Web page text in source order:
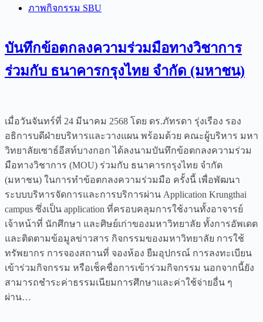
ภาพกิจกรรม SBU
บันทึกข้อตกลงความร่วมมือทางวิชาการ
ร่วมกับ ธนาคารกรุงไทย จำกัด (มหาชน)
เมื่อวันจันทร์ที่ 24 มีนาคม 2568 โดย ดร.ภัทรดา รุ่งเรือง รอง
อธิการบดีฝ่ายบริหารและวางแผน พร้อมด้วย คณะผู้บริหาร มหา
วิทยาลัยเซาธ์อีสท์บางกอก ได้ลงนามบันทึกข้อตกลงความร่วม
มือทางวิชาการ (MOU) ร่วมกับ ธนาคารกรุงไทย จำกัด
(มหาชน) ในการทำข้อตกลงความร่วมมือ ครั้งนี้ เพื่อพัฒนา
ระบบบริหารจัดการและการบริการผ่าน Application Krungthai
campus ซึ่งเป็น application ที่ครอบคลุมการใช้งานทั้งอาจารย์
เจ้าหน้าที่ นักศึกษา และศิษย์เก่าของมหาวิทยาลัย ทั้งการอัพเดต
และติดตามข้อมูลข่าวสาร กิจกรรมของมหาวิทยาลัย การใช้
ทรัพยากร การจองสถานที่ จองห้อง ยืมอุปกรณ์ การลงทะเบียน
เข้าร่วมกิจกรรม หรือเช็คชื่อการเข้าร่วมกิจกรรม นอกจากนี้ยัง
สามารถชำระค่าธรรมเนียมการศึกษาและค่าใช้จ่ายอื่น ๆ
ผ่าน…